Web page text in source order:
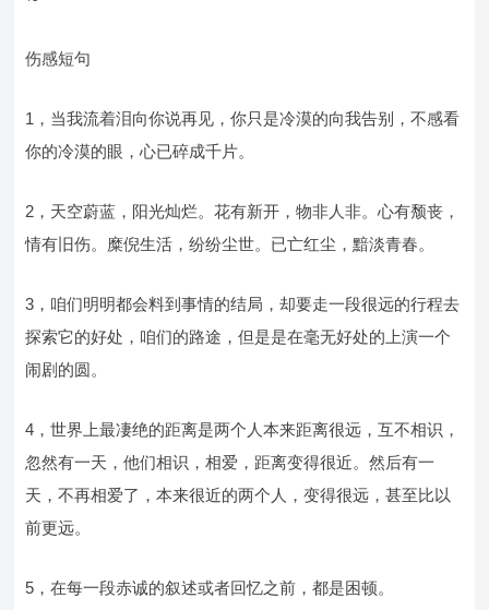
伤感短句
1，当我流着泪向你说再见，你只是冷漠的向我告别，不感看
你的冷漠的眼，心已碎成千片。
2，天空蔚蓝，阳光灿烂。花有新开，物非人非。心有颓丧，
情有旧伤。糜倪生活，纷纷尘世。已亡红尘，黯淡青春。
3，咱们明明都会料到事情的结局，却要走一段很远的行程去
探索它的好处，咱们的路途，但是是在毫无好处的上演一个
闹剧的圆。
4，世界上最凄绝的距离是两个人本来距离很远，互不相识，
忽然有一天，他们相识，相爱，距离变得很近。然后有一
天，不再相爱了，本来很近的两个人，变得很远，甚至比以
前更远。
5，在每一段赤诚的叙述或者回忆之前，都是困顿。